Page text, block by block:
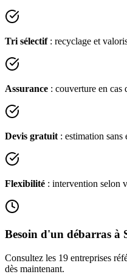
Tri sélectif: recyclage et
Assurance : couverture en cas
Devis gratuit : estimation sans
Flexibilité : intervention selon
Besoin d'un débarras à
Consultez les 19 entreprises
dès maintenant.